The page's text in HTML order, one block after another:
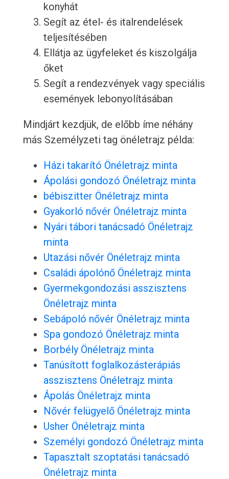
konyhát
Segít az étel- és italrendelések
teljesítésében
Ellátja az ügyfeleket és kiszolgálja
őket
Segít a rendezvények vagy speciális
események lebonyolításában
Mindjárt kezdjük, de előbb íme néhány
más Személyzeti tag önéletrajz példa:
Házi takarító Önéletrajz minta
Ápolási gondozó Önéletrajz minta
bébiszitter Önéletrajz minta
Gyakorló nővér Önéletrajz minta
Nyári tábori tanácsadó Önéletrajz
minta
Utazási nővér Önéletrajz minta
Családi ápolónő Önéletrajz minta
Gyermekgondozási asszisztens
Önéletrajz minta
Sebápoló nővér Önéletrajz minta
Spa gondozó Önéletrajz minta
Borbély Önéletrajz minta
Tanúsított foglalkozásterápiás
asszisztens Önéletrajz minta
Ápolás Önéletrajz minta
Nővér felügyelő Önéletrajz minta
Usher Önéletrajz minta
Személyi gondozó Önéletrajz minta
Tapasztalt szoptatási tanácsadó
Önéletrajz minta